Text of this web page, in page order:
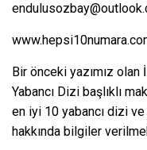
Bir önceki yazımız olan
Yabancı Dizi başlıklı
en iyi 10 yabancı dizi
hakkında bilgiler